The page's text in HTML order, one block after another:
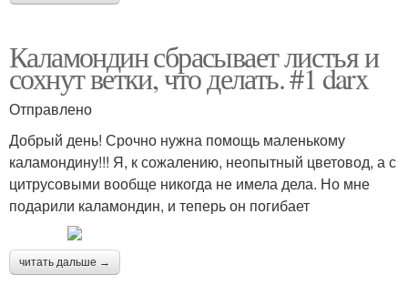
Каламондин сбрасывает листья и
сохнут ветки, что делать. #1 darx
Отправлено
Добрый день! Срочно нужна помощь маленькому
каламондину!!! Я, к сожалению, неопытный цветовод, а с
цитрусовыми вообще никогда не имела дела. Но мне
подарили каламондин, и теперь он погибает
читать дальше →